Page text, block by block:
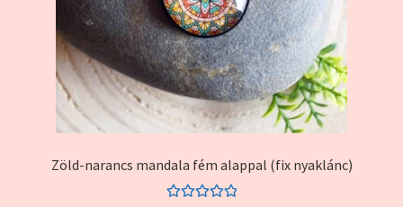
Zöld-narancs mandala fém alappal (fix nyaklánc)